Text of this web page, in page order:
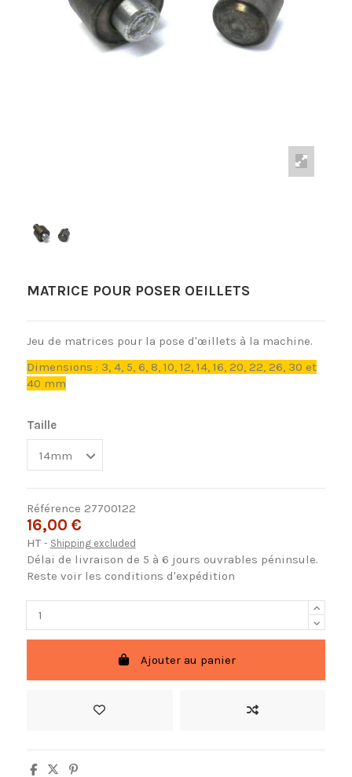
MATRICE POUR POSER OEILLETS
Jeu de matrices pour la pose d'œillets à la machine.
Dimensions : 3, 4, 5, 6, 8, 10, 12, 14, 16, 20, 22, 26, 30 et
40 mm
Taille
Référence 27700122
16,00 €
HT Shipping excluded
Délai de livraison de 5 à 6 jours ouvrables péninsule.
Reste voir les conditions d'expédition
Ajouter au panier